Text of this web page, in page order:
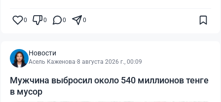
0 0 0 0
Новости
Асель Каженова·8 августа 2026 г., 00:09
Мужчина выбросил около 540 миллионов тенге
в мусор